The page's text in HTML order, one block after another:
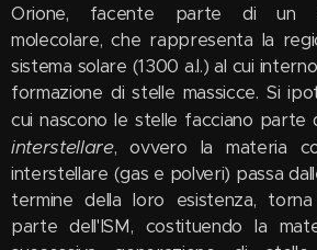
Orione, facente parte di un
molecolare, che rappresenta la
sistema solare (1300 a.l.) al cui
formazione di stelle massicce. Si
cui nascono le stelle facciano parte
interstellare, ovvero la materia
interstellare (gas e polveri) passa
termine della loro esistenza,
parte dell'ISM, costituendo la